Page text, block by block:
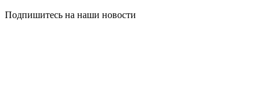
Подпишитесь на наши новости